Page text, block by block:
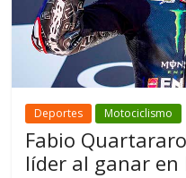
Deportes Motociclismo
Fabio
líder al ganar en